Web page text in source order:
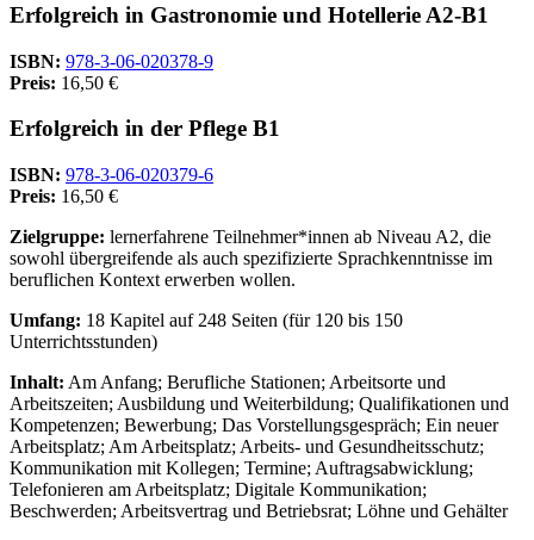
Erfolgreich in Gastronomie und Hotellerie A2-B1
ISBN: 978-3-06-020378-9
Preis: 16,50 €
Erfolgreich in der Pflege B1
ISBN: 978-3-06-020379-6
Preis: 16,50 €
Zielgruppe: lernerfahrene Teilnehmer*innen ab Niveau A2, die
sowohl übergreifende als auch spezifizierte Sprachkenntnisse im
beruflichen Kontext erwerben wollen.
Umfang: 18 Kapitel auf 248 Seiten (für 120 bis 150
Unterrichtsstunden)
Inhalt: Am Anfang; Berufliche Stationen; Arbeitsorte und
Arbeitszeiten; Ausbildung und Weiterbildung; Qualifikationen und
Kompetenzen; Bewerbung; Das Vorstellungsgespräch; Ein neuer
Arbeitsplatz; Am Arbeitsplatz; Arbeits- und Gesundheitsschutz;
Kommunikation mit Kollegen; Termine; Auftragsabwicklung;
Telefonieren am Arbeitsplatz; Digitale Kommunikation;
Beschwerden; Arbeitsvertrag und Betriebsrat; Löhne und Gehälter